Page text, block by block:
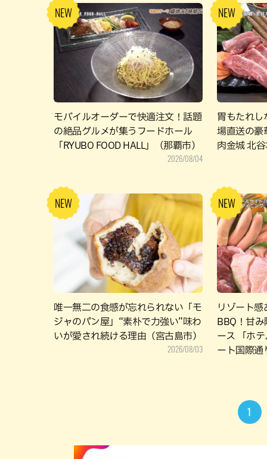
モバイルオーダーで快適注文！話題
の絶品グルメが集うフードホール
「RYUBO FOOD HALL」（那覇市）
2026/08/04
胃もたれし
場直送の豪
肉金城 北
唯一無二の食感が忘れられない「モ
ジャのパン屋」“素朴で力強い”味わ
いが愛され続ける理由（宮古島市）
2026/08/03
リゾート感
BBQ！甘
ース 「ホ
ート国際通
1